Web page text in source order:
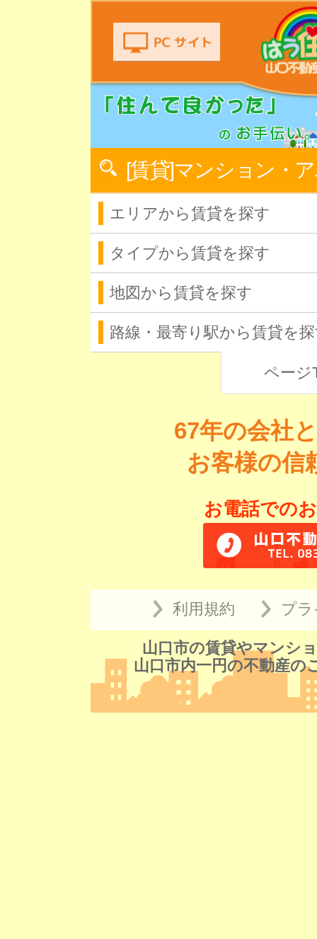
[賃貸]マンション・
エリアから賃貸を探す
タイプから賃貸を探す
地図から賃貸を探す
路線・最寄り駅から賃貸を
ページ
67年の会社
お客様の信
お電話での
利用規約 プ
山口市の賃貸やマンシ
山口市内一円の不動産の